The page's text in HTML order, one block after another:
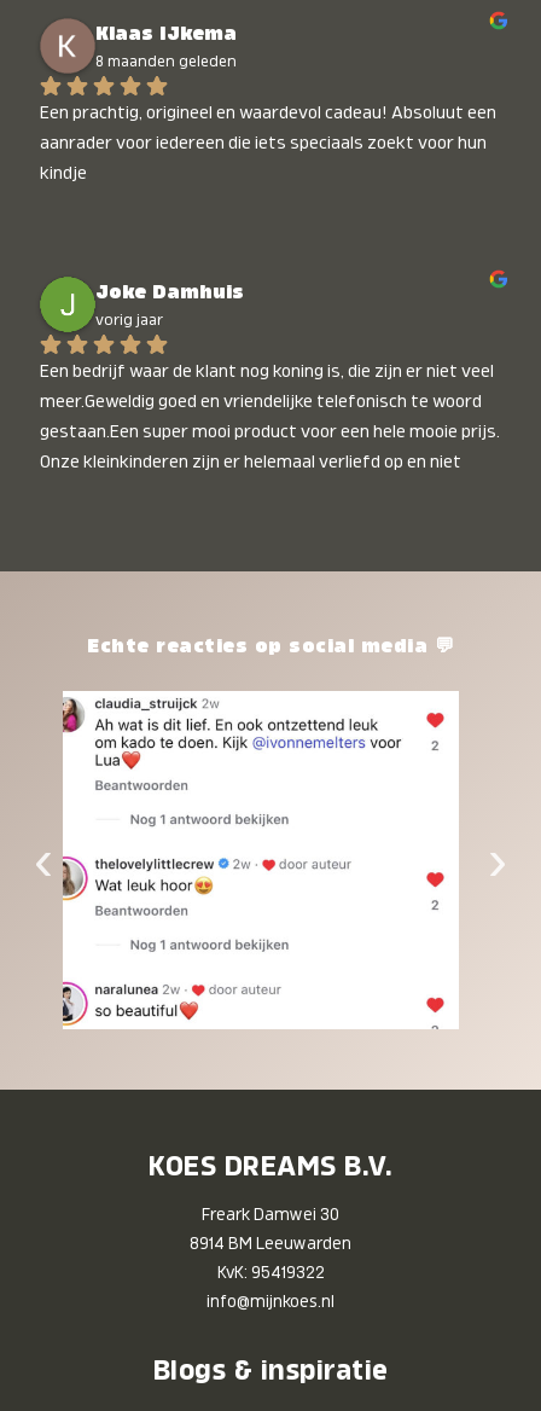
Klaas IJkema
8 maanden geleden
Een prachtig, origineel en waardevol cadeau! Absoluut een
aanrader voor iedereen die iets speciaals zoekt voor hun
kindje
Joke Damhuis
vorig jaar
Een bedrijf waar de klant nog koning is, die zijn er niet veel
meer.Geweldig goed en vriendelijke telefonisch te woord
gestaan.Een super mooi product voor een hele mooie prijs.
Onze kleinkinderen zijn er helemaal verliefd op en niet
het waard.Echte reacties op social media 💬
‹ ›
KOES DREAMS B.V.
Freark Damwei 30
8914 BM Leeuwarden
KvK: 95419322
info@mijnkoes.nl
Blogs & inspiratie